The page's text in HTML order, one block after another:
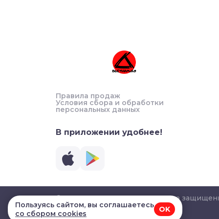
Правила продаж
Условия сбора и обработки
персональных данных
В приложении удобнее!
© 2026, ВЬЕТНАМиКО. Все права
Пользуясь сайтом, вы соглашаетесь
со сбором cookies
OK